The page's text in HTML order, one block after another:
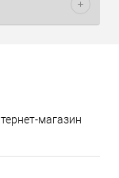
магазин